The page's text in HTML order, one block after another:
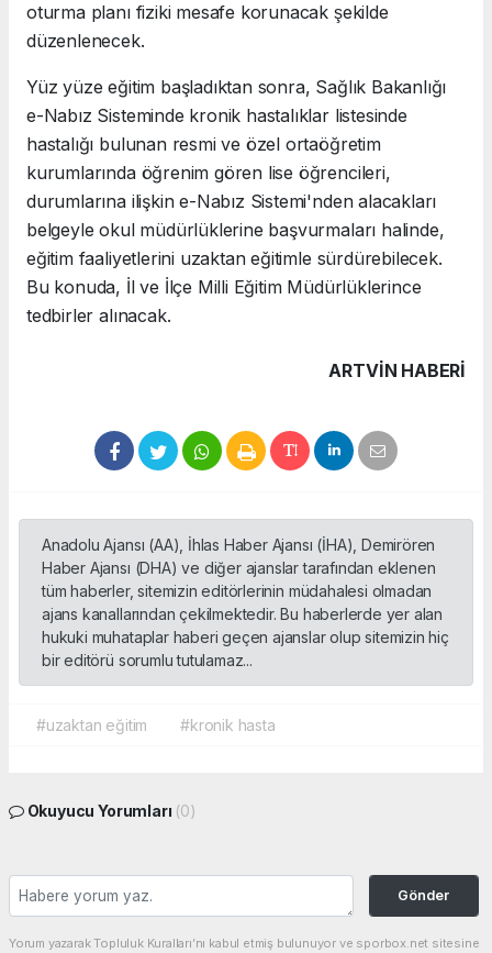
oturma planı fiziki mesafe korunacak şekilde
düzenlenecek.
Yüz yüze eğitim başladıktan sonra, Sağlık Bakanlığı
e-Nabız Sisteminde kronik hastalıklar listesinde
hastalığı bulunan resmi ve özel ortaöğretim
kurumlarında öğrenim gören lise öğrencileri,
durumlarına ilişkin e-Nabız Sistemi'nden alacakları
belgeyle okul müdürlüklerine başvurmaları halinde,
eğitim faaliyetlerini uzaktan eğitimle sürdürebilecek.
Bu konuda, İl ve İlçe Milli Eğitim Müdürlüklerince
tedbirler alınacak.
ARTVIN HABERİ
Anadolu Ajansı (AA), İhlas Haber Ajansı (İHA), Demirören
Haber Ajansı (DHA) ve diğer ajanslar tarafından eklenen
tüm haberler, sitemizin editörlerinin müdahalesi olmadan
ajans kanallarından çekilmektedir. Bu haberlerde yer alan
hukuki muhataplar haberi geçen ajanslar olup sitemizin hiç
bir editörü sorumlu tutulamaz...
#uzaktan eğitim #kronik hasta
Okuyucu Yorumları (0)
Gönder
Yorum yazarak Topluluk Kuralları’nı kabul etmiş bulunuyor ve sporbox.net sitesine